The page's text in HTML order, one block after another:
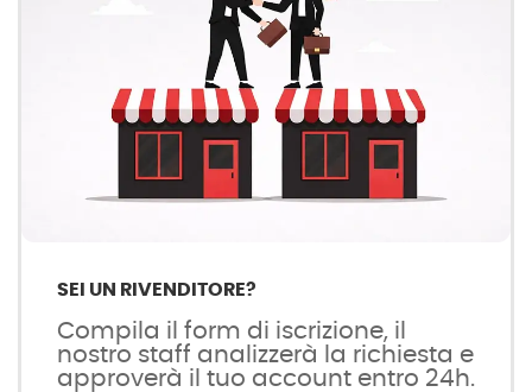
SEI UN RIVENDITORE?
Compila il form di iscrizione, il
nostro staff analizzerà la richiesta e
approverà il tuo account entro 24h.